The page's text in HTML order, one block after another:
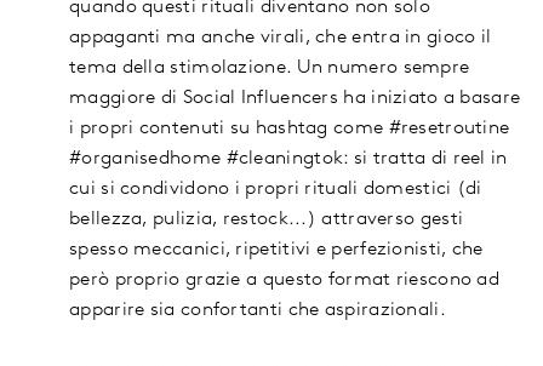
quando questi rituali diventano non solo
appaganti ma anche virali, che entra in gioco il
tema della stimolazione. Un numero sempre
maggiore di Social Influencers ha iniziato a basare
i propri contenuti su hashtag come #resetroutine
#organisedhome #cleaningtok: si tratta di reel in
cui si condividono i propri rituali domestici (di
bellezza, pulizia, restock...) attraverso gesti
spesso meccanici, ripetitivi e perfezionisti, che
però proprio grazie a questo format riescono ad
apparire sia confortanti che aspirazionali.